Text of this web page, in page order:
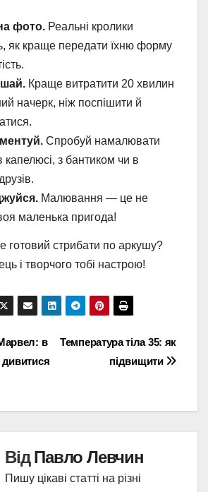
фото. Реальні кролики
як краще передати їхню форму
Краще витратити 20 хвилин
начерк, ніж поспішити й
Спробуй намалювати
капелюсі, з бантиком чи в
Малювання — це не
маленька пригода!
готовий стрибати по аркушу?
і творчого тобі настрою!
Температура тіла 35: як
підвищити
в
ВідПавло Левчин
Пишу цікаві статті на різні